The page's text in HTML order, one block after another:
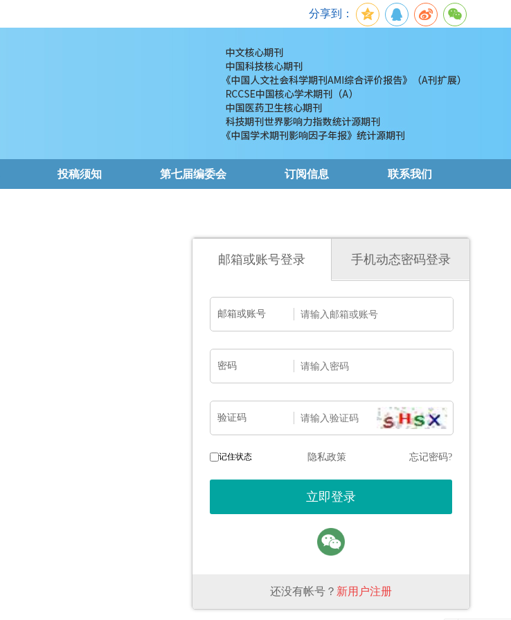
分享到：
投稿须知 第七届编委会 订阅信息 联系我们
邮箱或账号登录 手机动态密码登录
邮箱或账号
密码
验证码
记住状态 隐私政策 忘记密码?
还没有帐号？ 新用户注册